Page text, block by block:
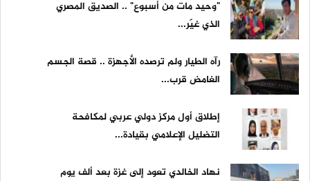
"وحيد مات من أسبوع" .. الصديق المصري
الذي غيّر...
رآه الطيار ولم ترصده الأجهزة .. قصة الجسم
الغامض قرب...
إطلاق أول مركز دولي عربي لمكافحة
التضليل الإعلامي بقيادة...
نهاد الخالدي تعود إلى غزة بعد ألف يوم